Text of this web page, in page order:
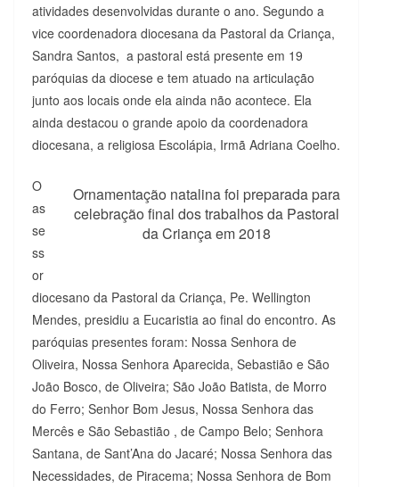
atividades desenvolvidas durante o ano. Segundo a
vice coordenadora diocesana da Pastoral da Criança,
Sandra Santos, a pastoral está presente em 19
paróquias da diocese e tem atuado na articulação
junto aos locais onde ela ainda não acontece. Ela
ainda destacou o grande apoio da coordenadora
diocesana, a religiosa Escolápia, Irmã Adriana Coelho.
Ornamentação natalina foi preparada para
celebração final dos trabalhos da Pastoral
da Criança em 2018
O
as
se
ss
or
diocesano da Pastoral da Criança, Pe. Wellington
Mendes, presidiu a Eucaristia ao final do encontro. As
paróquias presentes foram: Nossa Senhora de
Oliveira, Nossa Senhora Aparecida, Sebastião e São
João Bosco, de Oliveira; São João Batista, de Morro
do Ferro; Senhor Bom Jesus, Nossa Senhora das
Mercês e São Sebastião , de Campo Belo; Senhora
Santana, de Sant’Ana do Jacaré; Nossa Senhora das
Necessidades, de Piracema; Nossa Senhora de Bom